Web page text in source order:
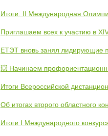
Итоги. II Международная
Приглашаем всех к участию в
ЕТЭТ вновь занял лидирующие
💥 Начинаем
Итоги Всероссийской
Об итогах второго областного
Итоги I Международного